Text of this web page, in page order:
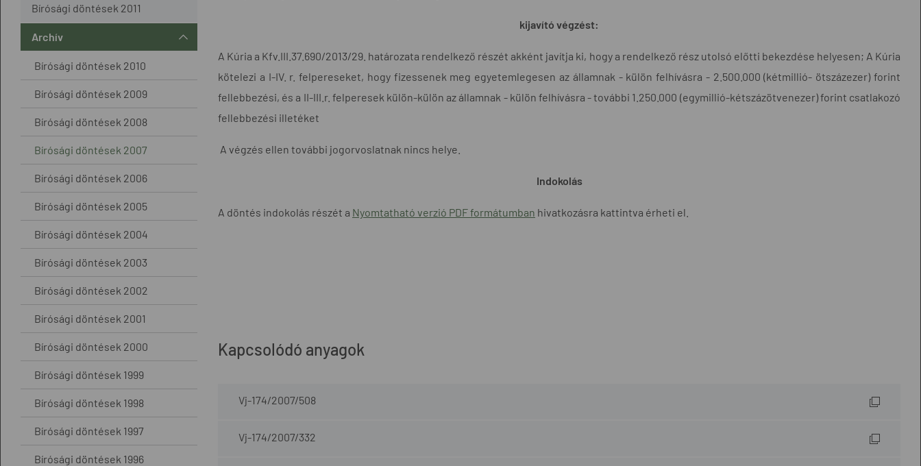
Bírósági döntések 2011
Archív
Bírósági döntések 2010
Bírósági döntések 2009
Bírósági döntések 2008
Bírósági döntések 2007
Bírósági döntések 2006
Bírósági döntések 2005
Bírósági döntések 2004
Bírósági döntések 2003
Bírósági döntések 2002
Bírósági döntések 2001
Bírósági döntések 2000
Bírósági döntések 1999
Bírósági döntések 1998
Bírósági döntések 1997
Bírósági döntések 1996
kijavító végzést:
A Kúria a Kfv.III.37.690/2013/29. határozata rendelkező részét akként javítja ki, hogy a rendelkező rész utolsó előtti bekezdése helyesen; A Kúria
kötelezi a I-IV. r. felpereseket, hogy fizessenek meg egyetemlegesen az államnak - külön felhívásra - 2.500.000 (kétmillió- ötszázezer) forint
fellebbezési, és a II-III.r. felperesek külön-külön az államnak - külön felhívásra - további 1.250.000 (egymillió-kétszázötvenezer) forint csatlakozó
fellebbezési illetéket
A végzés ellen további jogorvoslatnak nincs helye.
Indokolás
A döntés indokolás részét a Nyomtatható verzió PDF formátumban hivatkozásra kattintva érheti el.
Kapcsolódó anyagok
Vj-174/2007/508
Vj-174/2007/332